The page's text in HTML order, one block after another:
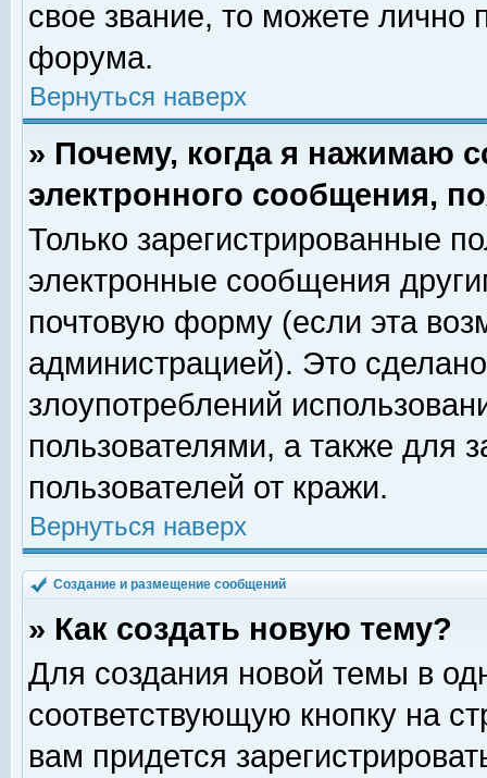
свое звание, то можете лично
форума.
Вернуться наверх
» Почему, когда я нажимаю
электронного сообщения,
Только зарегистрированные
электронные сообщения
почтовую форму (если эта
администрацией). Это
злоупотреблений
пользователями, а также для
пользователей от кражи.
Вернуться наверх
Создание и размещение сообщений
» Как создать новую тему?
Для создания новой темы в
соответствующую кнопку на
вам придется